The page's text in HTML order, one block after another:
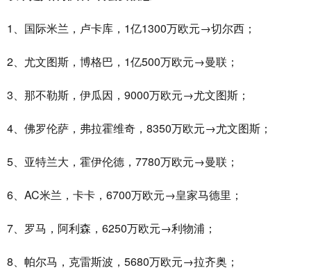
1、国际米兰，卢卡库，1亿1300万欧元→切尔西；
2、尤文图斯，博格巴，1亿500万欧元→曼联；
3、那不勒斯，伊瓜因，9000万欧元→尤文图斯；
4、佛罗伦萨，弗拉霍维奇，8350万欧元→尤文图斯；
5、亚特兰大，霍伊伦德，7780万欧元→曼联；
6、AC米兰，卡卡，6700万欧元→皇家马德里；
7、罗马，阿利森，6250万欧元→利物浦；
8、帕尔马，克雷斯波，5680万欧元→拉齐奥；